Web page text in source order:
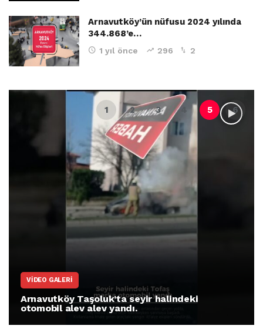
Arnavutköy’ün nüfusu 2024 yılında
344.868’e…
1 yıl önce 296 2
VIDEO GALERI
Arnavutköy Taşoluk’ta seyir halindeki
otomobil alev alev yandı.